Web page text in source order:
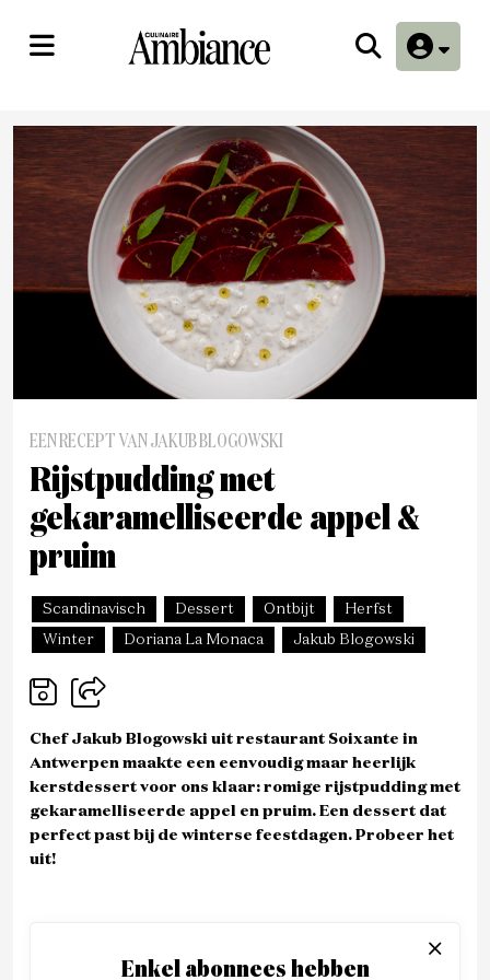
EEN RECEPT VAN JAKUB BLOGOWSKI
Rijstpudding met
gekaramelliseerde appel &
pruim
Scandinavisch Dessert Ontbijt
Herfst
Winter
Doriana La Monaca Jakub Blogowski
Chef Jakub Blogowski uit restaurant Soixante in
Antwerpen maakte een eenvoudig maar heerlijk
kerstdessert voor ons klaar: romige rijstpudding met
gekaramelliseerde appel en pruim. Een dessert dat
perfect past bij de winterse feestdagen. Probeer het
uit!
Enkel abonnees hebben